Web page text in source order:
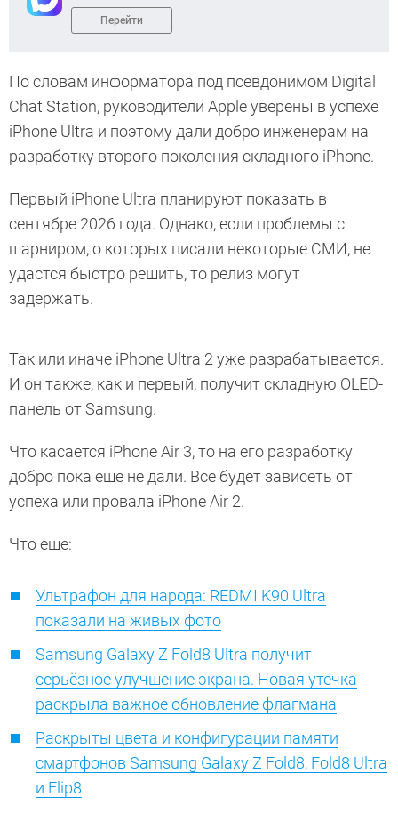
Перейти
По словам информатора под псевдонимом Digital
Chat Station, руководители Apple уверены в успехе
iPhone Ultra и поэтому дали добро инженерам на
разработку второго поколения складного iPhone.
Первый iPhone Ultra планируют показать в
сентябре 2026 года. Однако, если проблемы с
шарниром, о которых писали некоторые СМИ, не
удастся быстро решить, то релиз могут
задержать.
Так или иначе iPhone Ultra 2 уже разрабатывается.
И он также, как и первый, получит складную OLED-
панель от Samsung.
Что касается iPhone Air 3, то на его разработку
добро пока еще не дали. Все будет зависеть от
успеха или провала iPhone Air 2.
Что еще:
Ультрафон для народа: REDMI K90 Ultra
показали на живых фото
Samsung Galaxy Z Fold8 Ultra получит
серьёзное улучшение экрана. Новая утечка
раскрыла важное обновление флагмана
Раскрыты цвета и конфигурации памяти
смартфонов Samsung Galaxy Z Fold8, Fold8 Ultra
и Flip8